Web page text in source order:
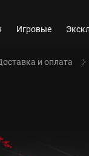
Игровые
и оплата